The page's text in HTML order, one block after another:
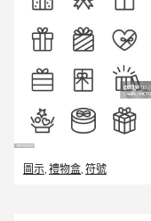
圖示, 禮物盒, 符號